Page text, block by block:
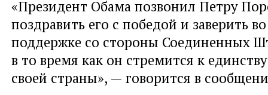
«Президент Обама позвонил Петру
поздравить его с победой и заверить
поддержке со стороны Соединенных
в то время как он стремится к
своей страны», — говорится в